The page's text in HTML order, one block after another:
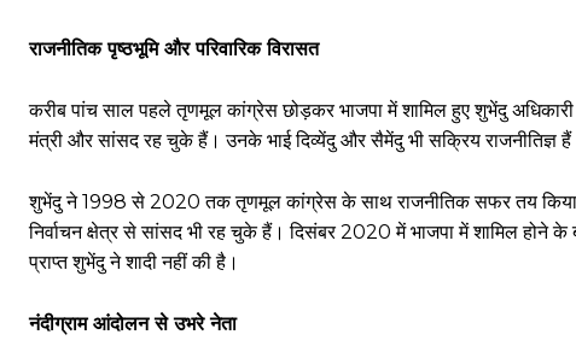
राजनीतिक पृष्ठभूमि और परिवारिक विरासत
करीब पांच साल पहले तृणमूल कांग्रेस छोड़कर भाजपा में शामिल हुए शुभेंदु अधिकारी
मंत्री और सांसद रह चुके हैं। उनके भाई दिव्येंदु और सैमेंदु भी सक्रिय राजनीतिज्ञ
शुभेंदु ने 1998 से 2020 तक तृणमूल कांग्रेस के साथ राजनीतिक सफर तय
निर्वाचन क्षेत्र से सांसद भी रह चुके हैं। दिसंबर 2020 में भाजपा में शामिल होने के
प्राप्त शुभेंदु ने शादी नहीं की है।
नंदीग्राम आंदोलन से उभरे नेता